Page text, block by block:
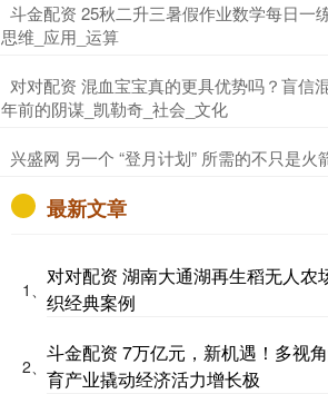
斗金配资 25秋二升三暑假作业数学每日一
思维_应用_运算
对对配资 混血宝宝真的更具优势吗？盲信
年前的阴谋_凯勒奇_社会_文化
兴盛网 另一个 “登月计划” 所需的不只是火
最新文章
1、
对对配资 湖南大通湖再生稻无人农
织经典案例
2、
斗金配资 7万亿元，新机遇！多视
育产业撬动经济活力增长极